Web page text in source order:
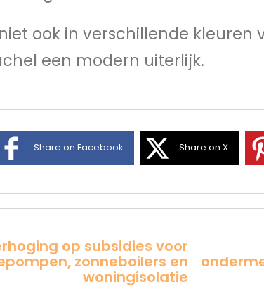
ook in verschillende kleuren
een modern uiterlijk.
Share on Facebook Share on X
op subsidies voor
zonneboilers en
woningisolatie